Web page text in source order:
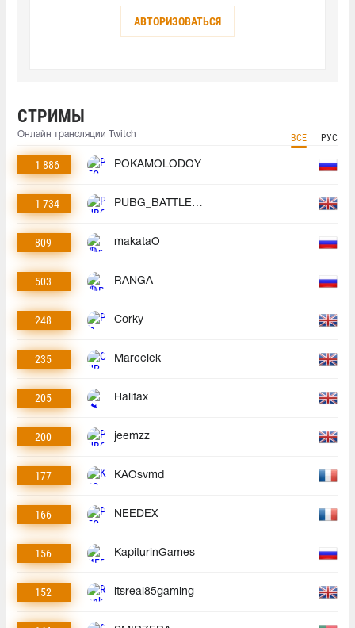
АВТОРИЗОВАТЬСЯ
СТРИМЫ
Онлайн трансляции Twitch ВСЕ РУС
1 886 POKAMOLODOY
1 734 PUBG_BATTLEGROUNDS
809 makataO
503 RANGA
248 Corky
235 Marcelek
205 Halifax
200 jeemzz
177 KAOsvmd
166 NEEDEX
156 KapiturinGames
152 itsreal85gaming